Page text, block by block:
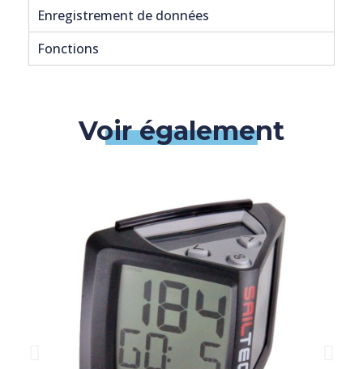
Enregistrement de données
Fonctions
Voir également